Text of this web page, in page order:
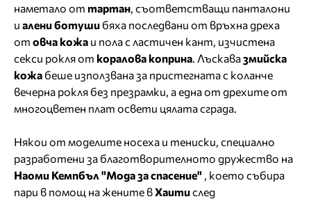
наметало от тартан , съответстващи панталони
и алени ботуши бяха последвани от връхна дреха
от овча кожа и пола с ластичен кант, изчистена
секси рокля от коралова коприна . Лъскавазмийска
кожа беше използвана за пристегната с коланче
вечерна рокля без презрамки, а една от дрехите от
многоцветен плат освети цялата сграда.
Някои от моделите носеха и тениски, специално
разработени за благотворителното дружество на
Наоми Кемпбъл "Мода за спасение" , което събира
пари в помощ на жените вХаитислед